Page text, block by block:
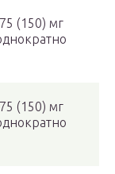
75 (150) мг
75 (150) мг